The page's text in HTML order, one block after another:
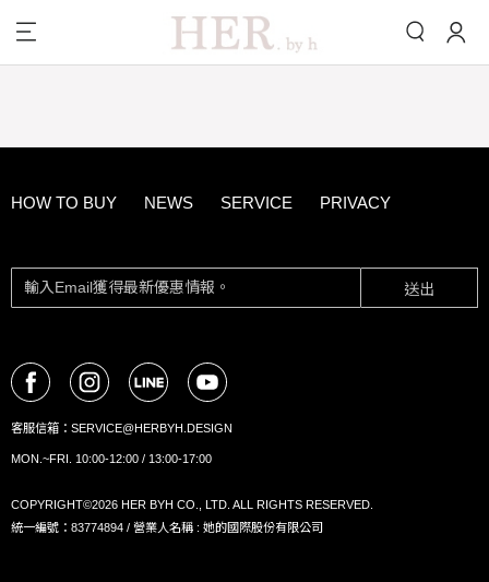
HOW TO BUY NEWS SERVICE PRIVACY
送出
客服信箱： SERVICE@HERBYH.DESIGN
MON.~FRI. 10:00-12:00 / 13:00-17:00
COPYRIGHT©2026 HER BYH CO., LTD. ALL RIGHTS RESERVED.
統一編號：83774894 / 營業人名稱 : 她的國際股份有限公司